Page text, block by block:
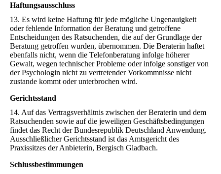
Haftungsausschluss
13. Es wird keine Haftung für jede mögliche Ungenauigkeit
oder fehlende Information der Beratung und getroffene
Entscheidungen des Ratsuchenden, die auf der Grundlage der
Beratung getroffen wurden, übernommen. Die Beraterin haftet
ebenfalls nicht, wenn die Telefonberatung infolge höherer
Gewalt, wegen technischer Probleme oder infolge sonstiger von
der Psychologin nicht zu vertretender Vorkommnisse nicht
zustande kommt oder unterbrochen wird.
Gerichtsstand
14. Auf das Vertragsverhältnis zwischen der Beraterin und dem
Ratsuchenden sowie auf die jeweiligen Geschäftsbedingungen
findet das Recht der Bundesrepublik Deutschland Anwendung.
Ausschließlicher Gerichtsstand ist das Amtsgericht des
Praxissitzes der Anbieterin, Bergisch Gladbach.
Schlussbestimmungen